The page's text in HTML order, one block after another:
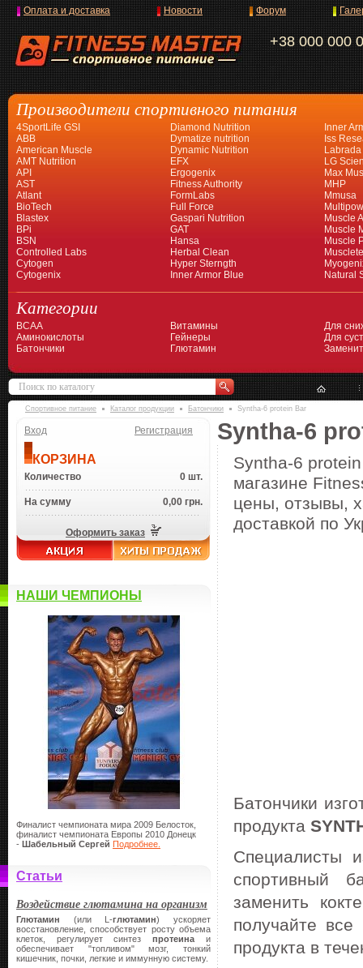
+38 000 000
Оплата и доставка Новости Форум
Производители спортивного питания
4SportLife GSI
ABB
American Muscle
AMT Nutrition
API
AST
Atlant
BioTech
Blastex
BPi
BSN
Controlled Labs
Cytogen
Cytogenix
Diamond Nutrition
Dymatize nutrition
Dynamic Nutrition
EFX
Ergogenix
Fitness Authority
FormLabs
Full Force
Gaspari Nutrition
GAT
Hansa
Herbal Clean
Hyper Sterngth
Inner Armor Blue
Inner
Iss
Labrada
LG
Max
MHP
Mmusa
Muscle
Muscle
Muscle
Natural
Категории
BCAA
Аминокислоты
Батончики
Витамины
Гейнеры
Глютамин
Для
Для
Спортивное питание Каталог продукции Батончики Syntha-6 protein Bar
Вход Регистрация
КОРЗИНА
Количество 0 шт.
На сумму 0,00 грн.
Оформить заказ
НАШИ ЧЕМПИОНЫ
Финалист чемпионата мира 2009 Белосток,
финалист чемпионата Европы 2010 Донецк
- Шабельный Сергей Подробнее.
Статьи
Воздействие глютамина на организм
Глютамин (или L-глютамин) ускоряет
восстановление, способствует росту объема
клеток, регулирует синтезпротеина и
обеспечивает "топливом" мозг, тонкий
кишечник, почки, легкие и иммунную систему.
Syntha-6
Syntha-6
магазине
цены, отзывы,
доставкой по
Батончики
продукта
Специалисты
спортивный
заменить
получайте
продукта в